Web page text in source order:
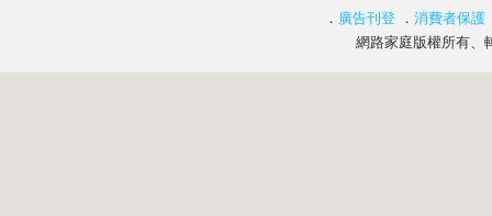
． 廣告刊登 ． 消費者保護
網路家庭版權所有、